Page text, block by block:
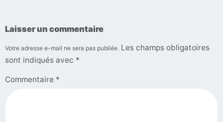
Laisser un commentaire
Votre adresse e-mail ne sera pas publiée. Les champs obligatoires
sont indiqués avec *
Commentaire *